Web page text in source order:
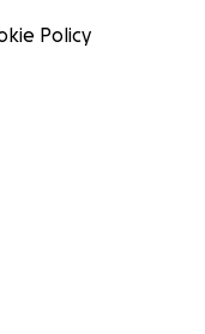
Policy